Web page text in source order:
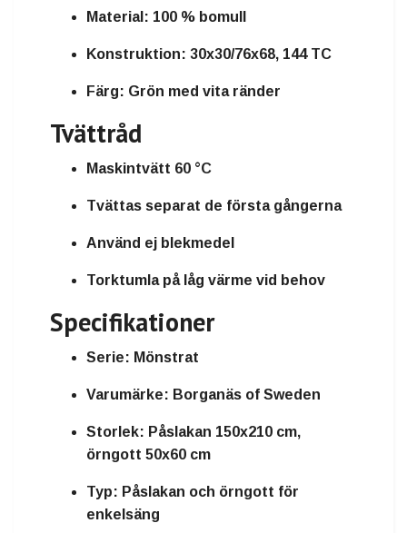
Material: 100 % bomull
Konstruktion: 30x30/76x68, 144 TC
Färg: Grön med vita ränder
Tvättråd
Maskintvätt 60 °C
Tvättas separat de första gångerna
Använd ej blekmedel
Torktumla på låg värme vid behov
Specifikationer
Serie: Mönstrat
Varumärke: Borganäs of Sweden
Storlek: Påslakan 150x210 cm,
örngott 50x60 cm
Typ: Påslakan och örngott för
enkelsäng